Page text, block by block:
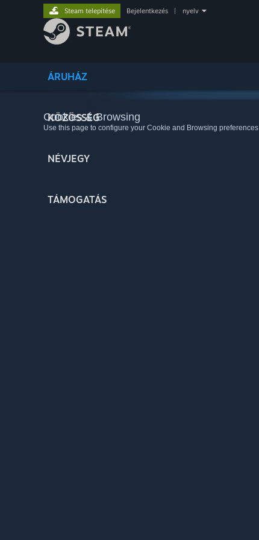
ÁRUHÁZ
KÖZÖSSÉG
NÉVJEGY
TÁMOGATÁS
Steam telepítése Bejelentkezés nyelv
Cookies & Browsing
Use this page to configure your Cookie and Browsing preferences